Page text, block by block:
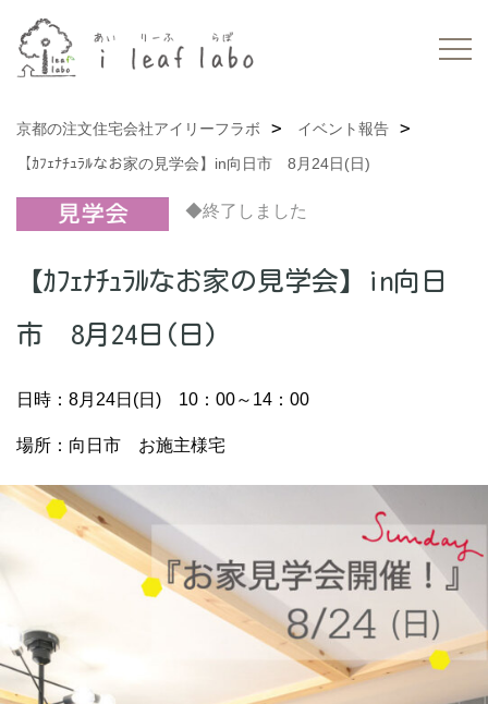
京都の注文住宅会社アイリーフラボ
イベント報告
【ｶﾌｪﾅﾁｭﾗﾙなお家の見学会】in向日市 8月24日(日)
◆終了しました
【ｶﾌｪﾅﾁｭﾗﾙなお家の見学会】in向日
市 8月24日(日)
日時：8月24日(日) 10：00～14：00
場所：向日市 お施主様宅